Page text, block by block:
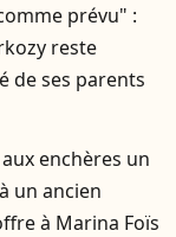
prévu" :
reste
de ses parents
enchères un
un ancien
à Marina Foïs